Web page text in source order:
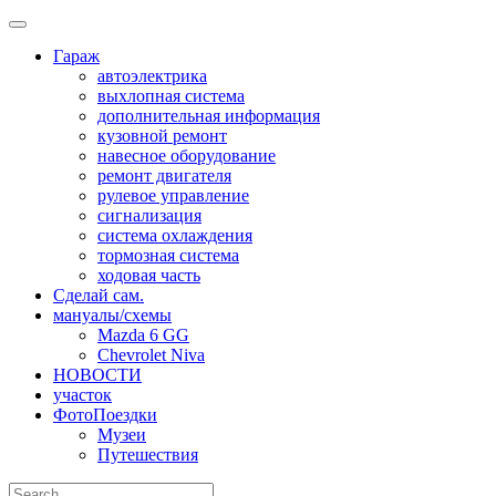
Skip
contentГараж
автоэлектрика
выхлопная система
дополнительная информация
кузовной ремонт
навесное оборудование
ремонт двигателя
рулевое управление
сигнализация
система охлаждения
тормозная система
ходовая часть
Сделай сам.
мануалы/схемы
Mazda 6 GG
Chevrolet Niva
НОВОСТИ
участок
ФотоПоездки
Музеи
Путешествия
Search